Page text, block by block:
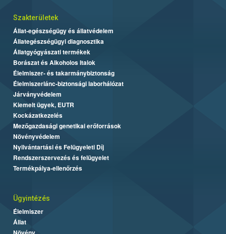
Szakterületek
Állat-egészségügy és állatvédelem
Állategészségügyi diagnosztika
Állatgyógyászati termékek
Borászat és Alkoholos Italok
Élelmiszer- és takarmánybiztonság
Élelmiszerlánc-biztonsági laborhálózat
Járványvédelem
Kiemelt ügyek, EUTR
Kockázatkezelés
Mezőgazdasági genetikai erőforrások
Növényvédelem
Nyilvántartási és Felügyeleti Díj
Rendszerszervezés és felügyelet
Termékpálya-ellenőrzés
Ügyintézés
Élelmiszer
Állat